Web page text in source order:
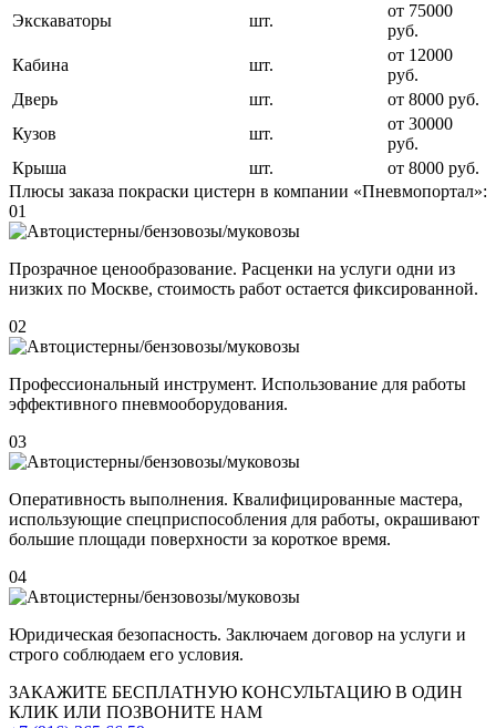
Экскаваторы
шт.
от 75000
руб.
Кабина
шт.
от 12000
руб.
Дверь
шт.
от 8000 руб.
Кузов
шт.
от 30000
руб.
Крыша
шт.
от 8000 руб.
Плюсы заказа покраски цистерн в компании «Пневмопортал»:
01
Прозрачное ценообразование. Расценки на услуги одни из
низких по Москве, стоимость работ остается фиксированной.
02
Профессиональный инструмент. Использование для работы
эффективного пневмооборудования.
03
Оперативность выполнения. Квалифицированные мастера,
использующие спецприспособления для работы, окрашивают
большие площади поверхности за короткое время.
04
Юридическая безопасность. Заключаем договор на услуги и
строго соблюдаем его условия.
ЗАКАЖИТЕ БЕСПЛАТНУЮ КОНСУЛЬТАЦИЮ В ОДИН
КЛИК ИЛИ ПОЗВОНИТЕ НАМ